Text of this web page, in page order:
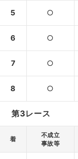
5 ○
6 ○
7 ○
8 ○
第3レース
着
不成立
事故等